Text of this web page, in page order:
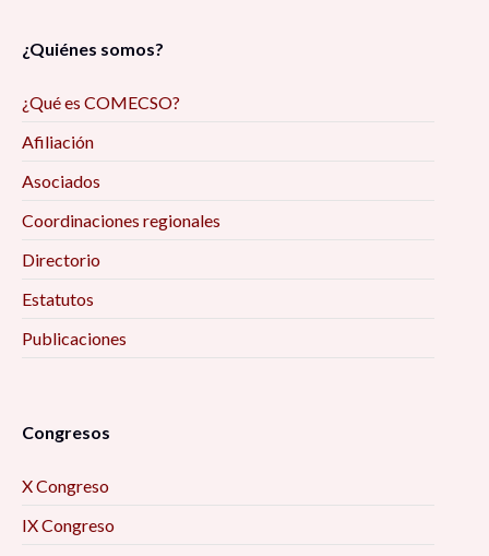
¿Quiénes somos?
¿Qué es COMECSO?
Afiliación
Asociados
Coordinaciones regionales
Directorio
Estatutos
Publicaciones
Congresos
X Congreso
IX Congreso